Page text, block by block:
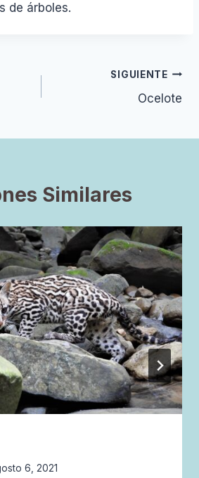
de árboles.
SIGUIENTE
Ocelote
Similares
6, 2021